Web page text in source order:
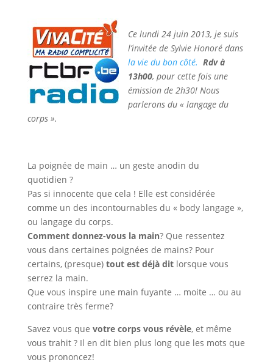
Ce lundi 24 juin 2013, je suis
l’invitée de Sylvie Honoré dans
la vie du bon côté. Rdv à
13h00, pour cette fois une
émission de 2h30! Nous
parlerons du « langage du
corps ».
La poignée de main … un geste anodin du
quotidien ?
Pas si innocente que cela ! Elle est considérée
comme un des incontournables du « body langage »,
ou langage du corps.
Comment donnez-vous la main? Que ressentez
vous dans certaines poignées de mains? Pour
certains, (presque) tout est déjà ditlorsque vous
serrez la main.
Que vous inspire une main fuyante … moite … ou au
contraire très ferme?
Savez vous que votre corps vous révèle, et même
vous trahit ? Il en dit bien plus long que les mots que
vous prononcez!